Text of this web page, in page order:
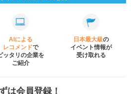
AIによる
レコメンドで
ッタリの企業を
ご紹介
日本最大級の
イベント情報が
受け取れる
は会員登録！